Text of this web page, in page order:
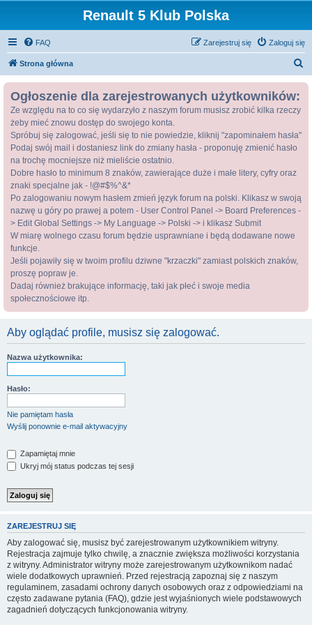
Renault 5 Klub Polska
FAQ Zaloguj się
Zarejestruj się
Strona główna
Ogłoszenie dla zarejestrowanych użytkowników:
Ze względu na to co się wydarzyło z naszym forum musisz zrobić kilka rzeczy
żeby mieć znowu dostęp do swojego konta.
Spróbuj się zalogować, jeśli się to nie powiedzie, kliknij "zapominałem hasła"
Podaj swój mail i dostaniesz link do zmiany hasła - proponuję zmienić hasło
na trochę mocniejsze niż mieliście ostatnio.
Dobre hasło to minimum 8 znaków, zawierające duże i małe litery, cyfry oraz
znaki specjalne jak - !@#$%^&*
Po zalogowaniu nowym hasłem zmień język forum na polski. Klikasz w swoją
nazwę u góry po prawej a potem - User Control Panel -> Board Preferences -
> Edit Global Settings -> My Language -> Polski -> i klikasz Submit
W miarę wolnego czasu forum będzie usprawniane i będą dodawane nowe
funkcje.
Jeśli pojawiły się w twoim profilu dziwne "krzaczki" zamiast polskich znaków,
proszę popraw je.
Dadaj również brakujące informację, taki jak płeć i swoje media
społecznościowe itp.
Aby oglądać profile, musisz się zalogować.
Nazwa użytkownika:
Hasło:
Nie pamiętam hasła
Wyślij ponownie e-mail aktywacyjny
Zapamiętaj mnie
Ukryj mój status podczas tej sesji
ZAREJESTRUJ SIĘ
Aby zalogować się, musisz być zarejestrowanym użytkownikiem witryny.
Rejestracja zajmuje tylko chwilę, a znacznie zwiększa możliwości korzystania
z witryny. Administrator witryny może zarejestrowanym użytkownikom nadać
wiele dodatkowych uprawnień. Przed rejestracją zapoznaj się z naszym
regulaminem, zasadami ochrony danych osobowych oraz z odpowiedziami na
często zadawane pytania (FAQ), gdzie jest wyjaśnionych wiele podstawowych
zagadnień dotyczących funkcjonowania witryny.